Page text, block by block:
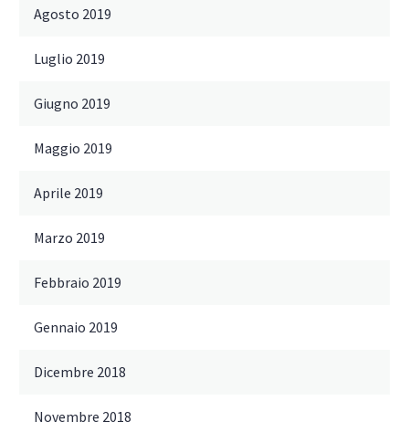
Agosto 2019
Luglio 2019
Giugno 2019
Maggio 2019
Aprile 2019
Marzo 2019
Febbraio 2019
Gennaio 2019
Dicembre 2018
Novembre 2018